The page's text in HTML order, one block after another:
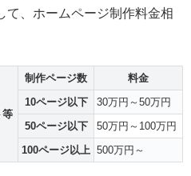
て、ホームページ制作料金相
等
制作ページ数
料金
10ページ以下
30万円～50万円
50ページ以下
50万円～100万円
100ページ以上 500万円～